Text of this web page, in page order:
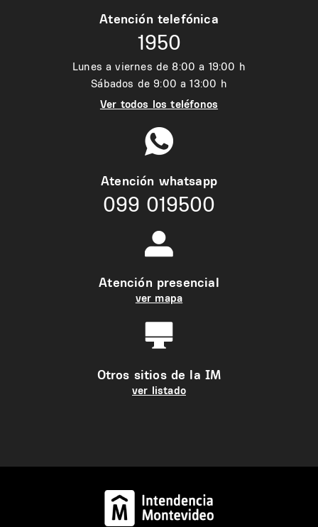
Atención telefónica
1950
Lunes a viernes de 8:00 a 19:00 h
Sábados de 9:00 a 13:00 h
Ver todos los teléfonos
Atención whatsapp
099 019500
Atención presencial
ver mapa
Otros sitios de la IM
ver listado